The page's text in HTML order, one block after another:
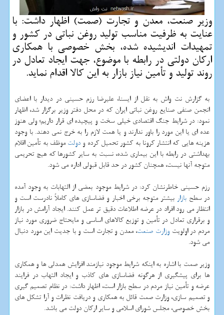
وزیر صنعت، معدن و تجارت (صمت) اظهار داشت: با
عنایت به ظرفیت مناسب تولید روغن نباتی در كشور و
تمهیدات اندیشیده شده، بخش خصوصی با همكاری
اركان دولتی در رابطه با موضوع، جهت ایجاد تعادل در
روند تولید و تأمین نیاز بازار به این كالا اقدام نماید.
به گزارش نت واش به نقل از ایسنا، علیرضا رزم حسینی در دیدار با اعضای
انجمن صنفی صنایع روغن نباتی ایران که در محل دفتر وزیر برگزار شد، اظهار
نمود: در شرایط جنگ اقتصادی خیلی سخت و پیچیده ای قرار داریم؛ ولی هنوز
عده ای یا این مورد را باور ندارند و یا همت لازم را به خرج نمی دهند. با وجود
هزینه هایی که انتشار کرونا به کشور تحمیل کرده و دولتموظف به تأمین اقلام
بهداشتی در رابطه با این بیماری شده، نسبت به سایر کشورها که هیچ تحریمی
متوجه آنها نیست، همچنان کشور در حد قابل قبولی اداره می شود.
رزم حسینی خاطرنشان کرد: در شرایط موجود بعضی از التهابات به وجود آمده
در سطحبازار بیشتر متوجه برخی اخبار و فضاسازی های کاملاً نادرست است و
انتظار می رود افراد در عرضه اطلاعات دقیق تر عمل کنند. ایجاد آرامش در بازار
و برقراری تعادل در تأمین و توزیع کالاهای اساسی و مایحتاج ضروری مورد نیاز
مردم در اولویتوزارت صنعت، معدن و تجارت است و با جدیت این مورد دنبال
می شود.
وزیر صمت با اشاره به اینکه شرایط موجود نیازمند افزایش همدلی ها و همکاری
ها برای پیشگیری از هرگونه فضاسازی های کاذب و ایجاد التهاب در فرایند
عرضه و تأمین نیاز مردم در سطح بازار است، اظهار داشت: در نظام تصمیم گیری
و تصمیم سازی، وزارت صمت قائل به همکاری و دریافت نظرات و آرا تشکل های
بخش خصوصی، مجلس شورای اسلامی و سایر ارکان دولت می باشد.